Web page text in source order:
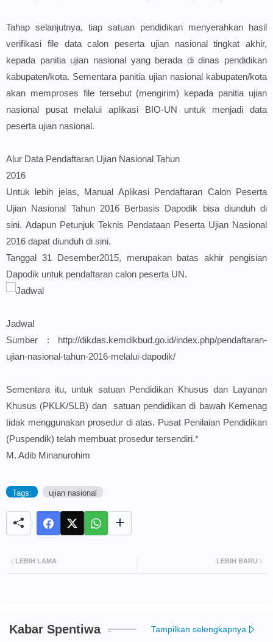
Tahap selanjutnya, tiap satuan pendidikan menyerahkan hasil
verifikasi file data calon peserta ujian nasional tingkat akhir,
kepada panitia ujian nasional yang berada di dinas pendidikan
kabupaten/kota. Sementara panitia ujian nasional kabupaten/kota
akan memproses file tersebut (mengirim) kepada panitia ujian
nasional pusat melalui aplikasi BIO-UN untuk menjadi data
peserta ujian nasional.
Alur Data Pendaftaran Ujian Nasional Tahun
2016
Untuk lebih jelas, Manual Aplikasi Pendaftaran Calon Peserta
Ujian Nasional Tahun 2016 Berbasis Dapodik bisa diunduh di
sini. Adapun Petunjuk Teknis Pendataan Peserta Ujian Nasional
2016 dapat diunduh di sini.
Tanggal 31 Desember2015, merupakan batas akhir pengisian
Dapodik untuk pendaftaran calon peserta UN.
Jadwal
Sumber : http://dikdas.kemdikbud.go.id/index.php/pendaftaran-
ujian-nasional-tahun-2016-melalui-dapodik/
Sementara itu, untuk satuan Pendidikan Khusus dan Layanan
Khusus (PKLK/SLB) dan satuan pendidikan di bawah Kemenag
tidak menggunakan prosedur di atas. Pusat Penilaian Pendidikan
(Puspendik) telah membuat prosedur tersendiri.*
M. Adib Minanurohim
Tags: ujian nasional
LEBIH BARU
LEBIH LAMA
Kabar Spentiwa Tampilkan selengkapnya